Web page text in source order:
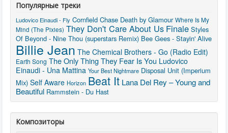
Популярные треки
Ludovico Einaudi - Fly Cornfield Chase Death by Glamour Where Is My
Mind (The Pixies) They Don't Care About Us Finale Styles
Of Beyond - Nine Thou (superstars Remix) Bee Gees - Stayin' Alive
Billie Jean The Chemical Brothers - Go (Radio Edit)
Earth Song The Only Thing They Fear Is You Ludovico
Einaudi - Una Mattina Your Best Nightmare Disposal Unit (Imperium
Mix) Self Aware Horizon Beat It Lana Del Rey – Young and
Beautiful Rammstein - Du Hast
Композиторы